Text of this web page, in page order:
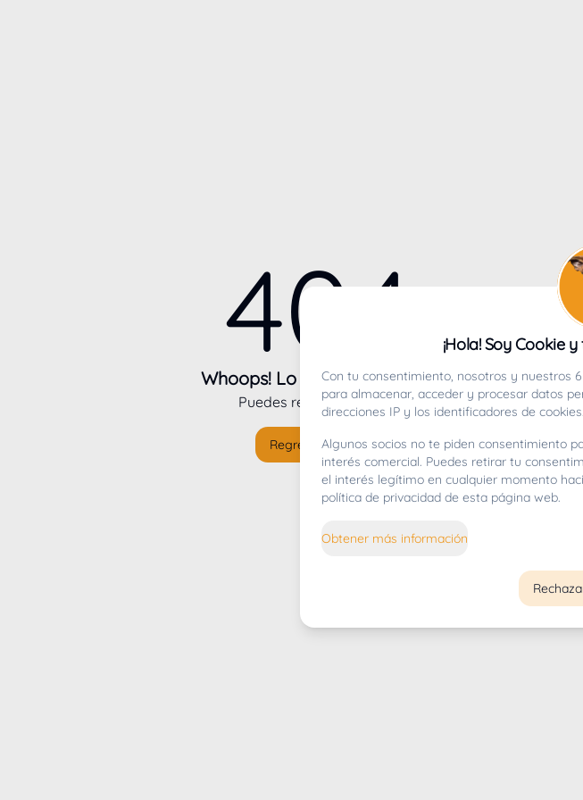
404
Whoops! Lo sentimos mucho.
Puedes regresar alinicio
Regresar al inicio
¡Hola! Soy Cookie
Con tu consentimiento, nosotros y nuestros
para almacenar, acceder y procesar datos
direcciones IP y los identificadores de cookies.
Algunos socios no te piden consentimiento
interés comercial. Puedes retirar tu
el interés legítimo en cualquier momento
política de privacidad de esta página web.
Obtener más información